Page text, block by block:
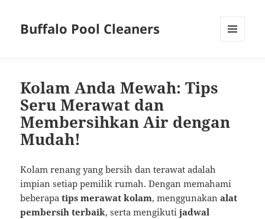
Buffalo Pool Cleaners
Kolam Anda Mewah: Tips
Seru Merawat dan
Membersihkan Air dengan
Mudah!
Kolam renang yang bersih dan terawat adalah
impian setiap pemilik rumah. Dengan memahami
beberapatips merawat kolam, menggunakanalat
pembersih terbaik, serta mengikutijadwal